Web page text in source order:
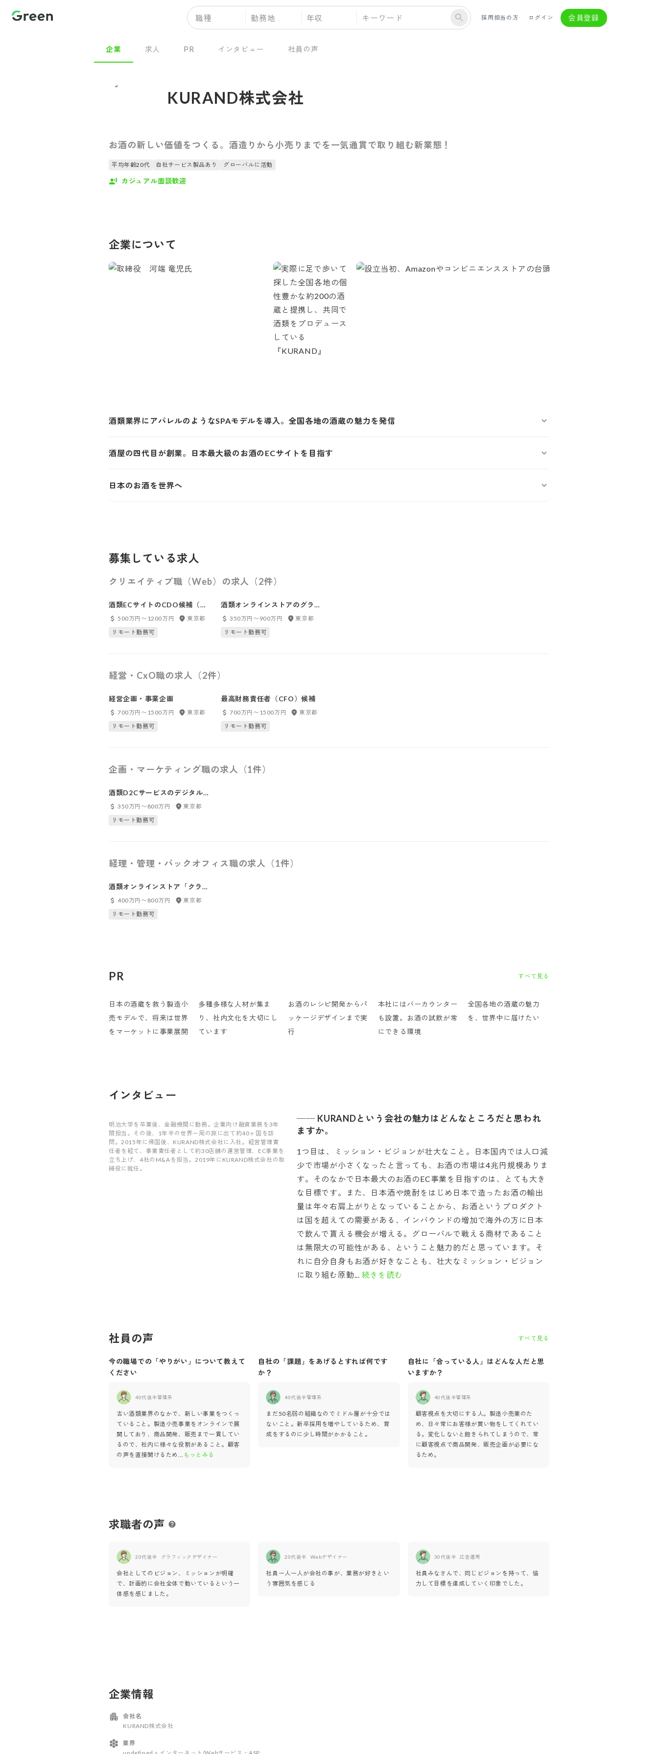
職種 勤務地 年収 採用担当の方 ログイン 会員登録
企業 求人 PR インタビュー 社員の声
KURAND株式会社
お酒の新しい価値をつくる。酒造りから小売りまでを一気通貫で取り組む新業態！
平均年齢20代 自社サービス製品あり グローバルに活動
カジュアル面談歓迎
企業について
酒類業界にアパレルのようなSPAモデルを導入。全国各地の酒蔵の魅力を発信
酒屋の四代目が創業。日本最大級のお酒のECサイトを目指す
日本のお酒を世界へ
募集している求人
クリエイティブ職（Web）の求人（2件）
酒類ECサイトのCDO候補（デ
ザイン責任者）
500万円〜1200万円
東京都
リモート勤務可
酒類オンラインストアのグラフ
ィックデザイナー
350万円〜900万円
東京都
リモート勤務可
経営・CxO職の求人（2件）
経営企画・事業企画
700万円〜1500万円
東京都
リモート勤務可
最高財務責任者（CFO）候補
700万円〜1500万円
東京都
リモート勤務可
企画・マーケティング職の求人（1件）
酒類D2Cサービスのデジタルマ
ーケティング
350万円〜800万円
東京都
リモート勤務可
経理・管理・バックオフィス職の求人（1件）
酒類オンラインストア「クラン
ド」の経理担当
400万円〜800万円
東京都
リモート勤務可
PR すべて見る
日本の酒蔵を救う製造小
売モデルで、将来は世界
をマーケットに事業展開
多種多様な人材が集ま
り、社内文化を大切にし
ています
お酒のレシピ開発からパ
ッケージデザインまで実
行
本社にはバーカウンター
も設置。お酒の試飲が常
にできる環境
全国各地の酒蔵の魅力
を、世界中に届けたい
インタビュー
明治大学を卒業後、金融機関に勤務。企業向け融資業務を3年
間担当。その後、1年半の世界一周の旅に出て約40ヶ国を訪
問。2015年に帰国後、KURAND株式会社に入社。経営管理責
任者を経て、事業責任者として約30店舗の運営管理、EC事業を
立ち上げ、4社のM&Aを担当。2019年にKURAND株式会社の取
締役に就任。
── KURANDという会社の魅力はどんなところだと思われ
ますか。
1つ目は、ミッション・ビジョンが壮大なこと。日本国内では人口減
少で市場が小さくなったと言っても、お酒の市場は4兆円規模ありま
す。そのなかで日本最大のお酒のEC事業を目指すのは、とても大き
な目標です。また、日本酒や焼酎をはじめ日本で造ったお酒の輸出
量は年々右肩上がりとなっていることから、お酒というプロダクト
は国を超えての需要がある、インバウンドの増加で海外の方に日本
で飲んで貰える機会が増える。グローバルで戦える商材であること
は無限大の可能性がある、ということ魅力的だと思っています。そ
れに自分自身もお酒が好きなことも、壮大なミッション・ビジョン
に取り組む原動... 続きを読む
社員の声 すべて見る
今の職場での「やりがい」について教えて
ください
40代後半管理系
古い酒類業界のなかで、新しい事業をつくっ
ていること。製造小売事業をオンラインで展
開しており、商品開発、販売まで一貫してい
るので、社内に様々な役割があること。顧客
の声を直接聞けるため ... もっとみる
自社の「課題」をあげるとすれば何です
か？
40代後半管理系
まだ50名弱の組織なのでミドル層が十分では
ないこと。新卒採用を増やしているため、育
成をするのに少し時間がかかること。
自社に「合っている人」はどんな人だと思
いますか？
40代後半管理系
顧客視点を大切にする人。製造小売業のた
め、日々常にお客様が買い物をしてくれてい
る。変化しないと飽きられてしまうので、常
に顧客視点で商品開発、販売企画が必要にな
るため。
求職者の声
20代後半 グラフィックデザイナー
会社としてのビジョン、ミッションが明確
で、計画的に会社全体で動いているという一
体感を感じました。
20代後半 Webデザイナー
社員一人一人が会社の事が、業務が好きとい
う雰囲気を感じる
30代後半 広告運用
社員みなさんで、同じビジョンを持って、協
力して目標を達成していく印象でした。
企業情報
会社名
KURAND株式会社
業界